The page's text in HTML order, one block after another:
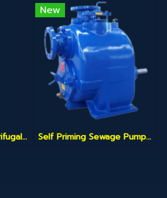
"Open Impeller Centrifugal Pump" (ปั๊มหอยโข่งแบบใบพัดเปิด)
New
Self Priming Sewage Pump SLN Series